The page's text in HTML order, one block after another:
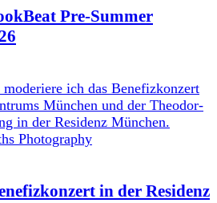
Pre-Summer
in der Residenz